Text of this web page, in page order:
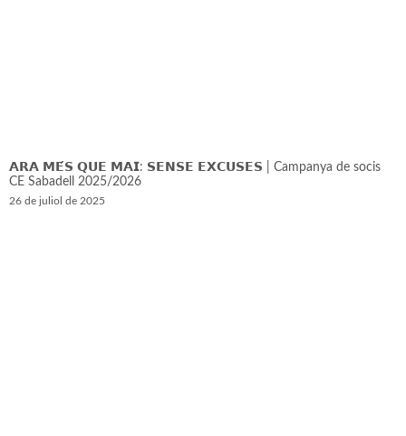
𝗔𝗥𝗔 𝗠𝗘́𝗦 𝗤𝗨𝗘 𝗠𝗔𝗜: 𝗦𝗘𝗡𝗦𝗘 𝗘𝗫𝗖𝗨𝗦𝗘𝗦 | Campanya de socis
CE Sabadell 2025/2026
26 de juliol de 2025